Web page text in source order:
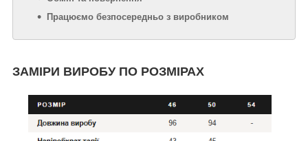
Працюємо безпосередньо з виробником
ЗАМІРИ ВИРОБУ ПО РОЗМІРАХ